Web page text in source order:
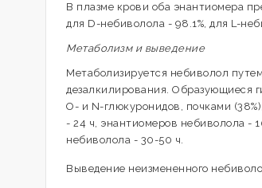
В плазме крови оба энантиомера
для D-небиволола - 98.1%, для L-
Метаболизм и выведение
Метаболизируется небиволол
дезалкилирования. Образующиеся
О- и N-глюкуронидов, почками
- 24 ч, энантиомеров небиволола -
небиволола - 30-50 ч.
Выведение неизмененного